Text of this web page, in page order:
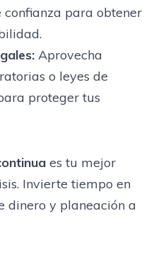
para obtener
Aprovecha
o leyes de
proteger tus
es tu mejor
Invierte tiempo en
dinero y planeación a